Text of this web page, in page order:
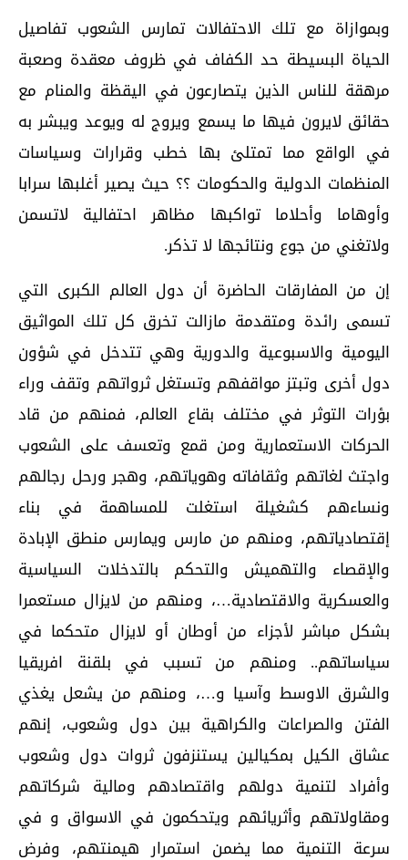
وبموازاة مع تلك الاحتفالات تمارس الشعوب تفاصيل
الحياة البسيطة حد الكفاف في ظروف معقدة وصعبة
مرهقة للناس الذين يتصارعون في اليقظة والمنام مع
حقائق لايرون فيها ما يسمع ويروج له ويوعد ويبشر به
في الواقع مما تمتلئ بها خطب وقرارات وسياسات
المنظمات الدولية والحكومات ؟؟ حيث يصير أغلبها سرابا
وأوهاما وأحلاما تواكبها مظاهر احتفالية لاتسمن
ولاتغني من جوع ونتائجها لا تذكر.
إن من المفارقات الحاضرة أن دول العالم الكبرى التي
تسمى رائدة ومتقدمة مازالت تخرق كل تلك المواثيق
اليومية والاسبوعية والدورية وهي تتدخل في شؤون
دول أخرى وتبتز مواقفهم وتستغل ثرواتهم وتقف وراء
بؤرات التوثر في مختلف بقاع العالم، فمنهم من قاد
الحركات الاستعمارية ومن قمع وتعسف على الشعوب
واجتث لغاتهم وثقافاته وهوياتهم، وهجر ورحل رجالهم
ونساءهم كشغيلة استغلت للمساهمة في بناء
إقتصادياتهم، ومنهم من مارس ويمارس منطق الإبادة
والإقصاء والتهميش والتحكم بالتدخلات السياسية
والعسكرية والاقتصادية…، ومنهم من لايزال مستعمرا
بشكل مباشر لأجزاء من أوطان أو لايزال متحكما في
سياساتهم.. ومنهم من تسبب في بلقنة افريقيا
والشرق الاوسط وآسيا و…، ومنهم من يشعل يغذي
الفتن والصراعات والكراهية بين دول وشعوب، إنهم
عشاق الكيل بمكيالين يستنزفون ثروات دول وشعوب
وأفراد لتنمية دولهم واقتصادهم ومالية شركاتهم
ومقاولاتهم وأثريائهم ويتحكمون في الاسواق و في
سرعة التنمية مما يضمن استمرار هيمنتهم، وفرض